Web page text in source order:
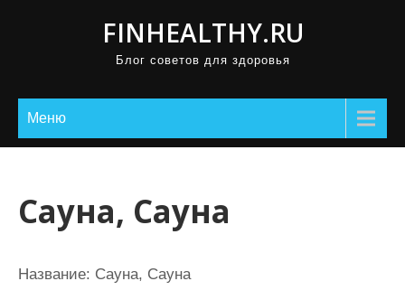
FINHEALTHY.RU
Блог советов для здоровья
Меню
Сауна, Сауна
Название: Сауна, Сауна